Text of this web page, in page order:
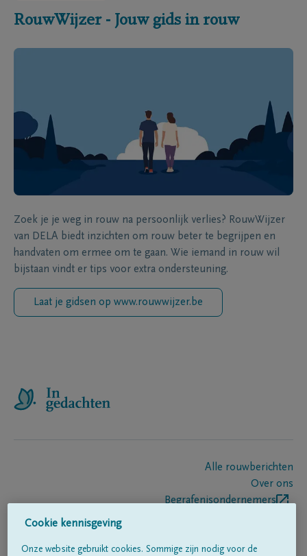
RouwWijzer - Jouw gids in rouw
Zoek je je weg in rouw na persoonlijk verlies? RouwWijzer
van DELA biedt inzichten om rouw beter te begrijpen en
handvaten om ermee om te gaan. Wie iemand in rouw wil
bijstaan vindt er tips voor extra ondersteuning.
Laat je gidsen op www.rouwwijzer.be
Alle rouwberichten
Over ons
Begrafenisondernemers
Cookie kennisgeving
Onze website gebruikt cookies. Sommige zijn nodig voor de